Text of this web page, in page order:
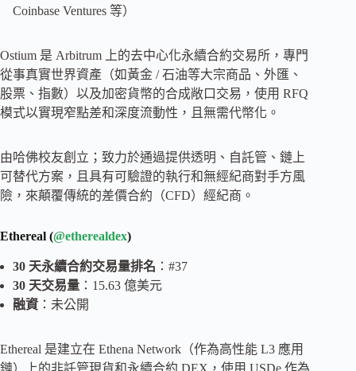
Coinbase Ventures 等）
Ostium 是 Arbitrum 上的去中心化永續合約交易所，專門
從事真實世界資產（如黃金 / 石油等大宗商品、外匯、
股票、指數）以及加密貨幣的合成敞口交易，使用 RFQ
模式以實現窄點差和深度流動性，且無需代幣化。
由哈佛校友創立；致力於通過提供透明、自託管、鏈上
可替代方案，且具有可驗證的執行和無經紀商對手方風
險，來顛覆傳統的差價合約（CFD）經紀商。
Ethereal (@etherealdex)
30 天永續合約交易量排名 ：#37
30 天交易量 ：15.63 億美元
融資 ：未公開
Ethereal 是建立在 Ethena Network（作為高性能 L3 應用